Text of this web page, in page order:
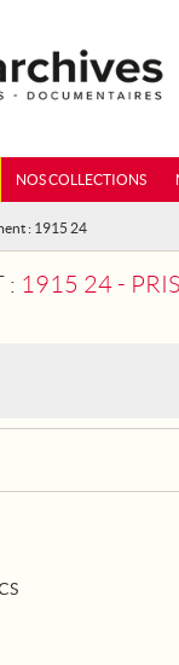
NOS COLLECTIONS
: 1915 24
: 1915 24 -